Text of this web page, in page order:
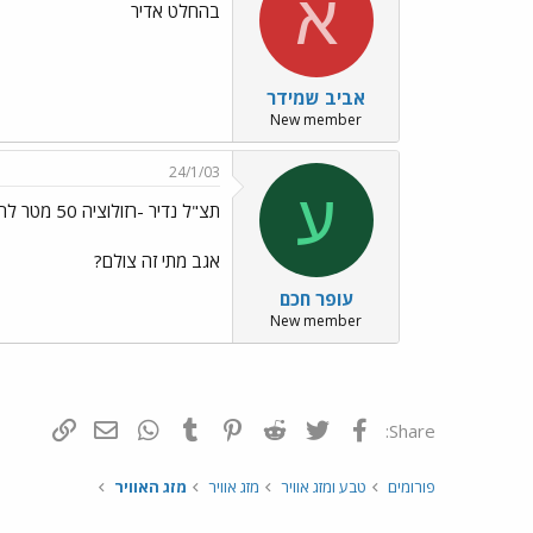
א
אביב שמידר
New member
בהחלט אדיר
ע
עופר חכם
New member
24/1/03
תצ"ל נדיר -רזולוציה 50 מטר להערכתי
אגב מתי זה צולם?
Share: פייסבוק Twitter
Reddit
Pinterest
Tumblr
WhatsAppדואר אלקטרוני
פורומים טבע ומזג אוויר מזג אוויר מזג האוויר